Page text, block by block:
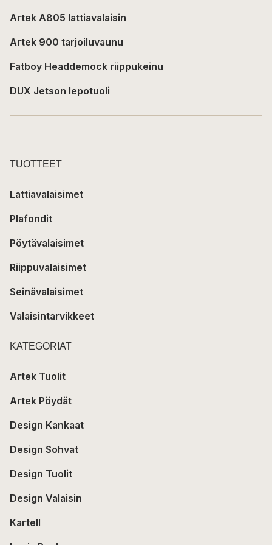
Artek A805 lattiavalaisin
Artek 900 tarjoiluvaunu
Fatboy Headdemock riippukeinu
DUX Jetson lepotuoli
TUOTTEET
Lattiavalaisimet
Plafondit
Pöytävalaisimet
Riippuvalaisimet
Seinävalaisimet
Valaisintarvikkeet
KATEGORIAT
Artek Tuolit
Artek Pöydät
Design Kankaat
Design Sohvat
Design Tuolit
Design Valaisin
Kartell